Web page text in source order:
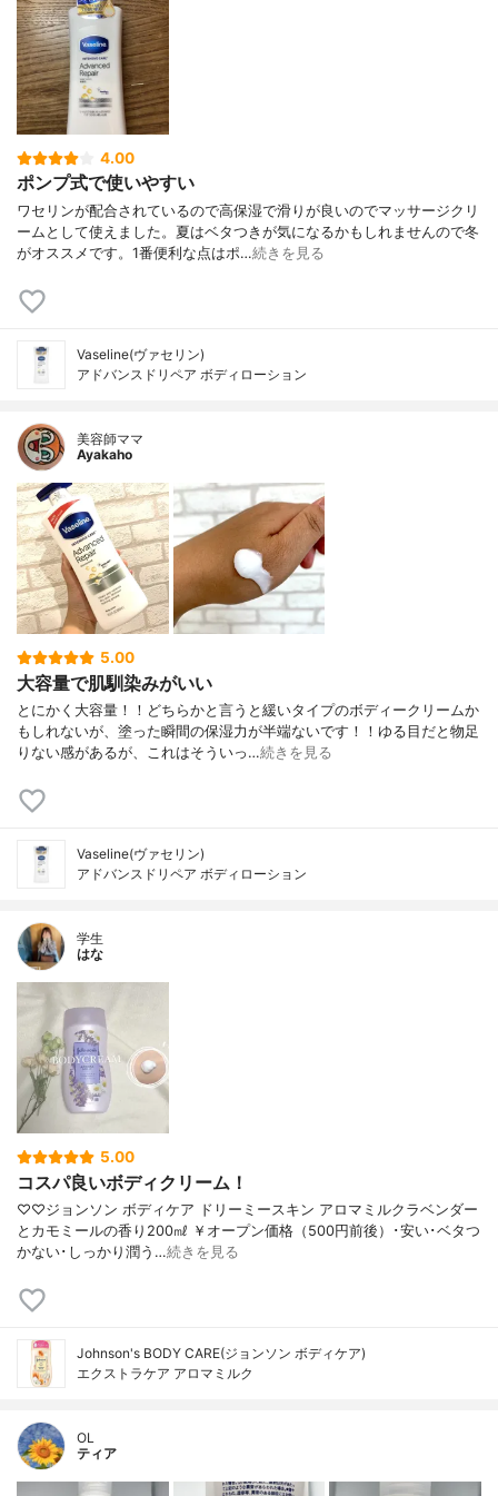
4.00
ポンプ式で使いやすい
ワセリンが配合されているので高保湿で滑りが良いのでマッサージクリ
ームとして使えました。夏はベタつきが気になるかもしれませんので冬
がオススメです。1番便利な点はポ…続きを見る
Vaseline(ヴァセリン)
アドバンスドリペア ボディローション
美容師ママ
Ayakaho
5.00
大容量で肌馴染みがいい
とにかく大容量！！どちらかと言うと緩いタイプのボディークリームか
もしれないが、塗った瞬間の保湿力が半端ないです！！ゆる目だと物足
りない感があるが、これはそういっ…続きを見る
Vaseline(ヴァセリン)
アドバンスドリペア ボディローション
学生
はな
5.00
コスパ良いボディクリーム！
♡♡ジョンソン ボディケア ドリーミースキン アロマミルクラベンダー
とカモミールの香り200㎖ ￥オープン価格（500円前後）･安い･ベタつ
かない･しっかり潤う…続きを見る
Johnson's BODY CARE(ジョンソン ボディケア)
エクストラケア アロマミルク
OL
ティア